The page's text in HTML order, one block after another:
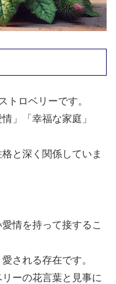
トロベリーです。
」「幸福な家庭」
と深く関係していま
情を持って接するこ
される存在です。
ーの花言葉と見事に